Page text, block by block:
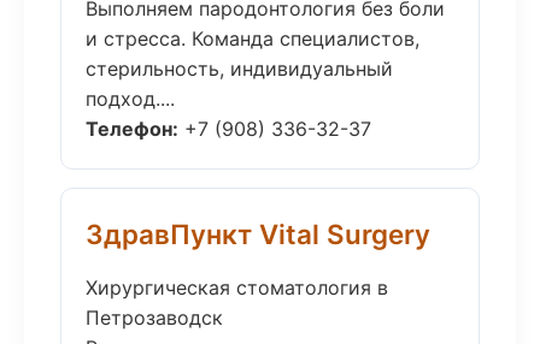
Выполняем пародонтология без боли
и стресса. Команда специалистов,
стерильность, индивидуальный
подход....
Телефон: +7 (908) 336-32-37
ЗдравПункт Vital Surgery
Хирургическая стоматология в
Петрозаводск